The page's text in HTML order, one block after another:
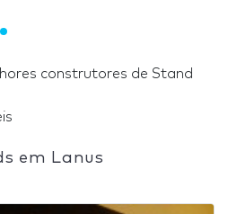
construtores de Stand
em Lanus